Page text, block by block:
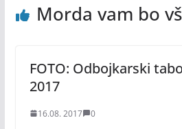
Morda vam bo
FOTO: Odbojkarski
2017
16.08. 2017 0